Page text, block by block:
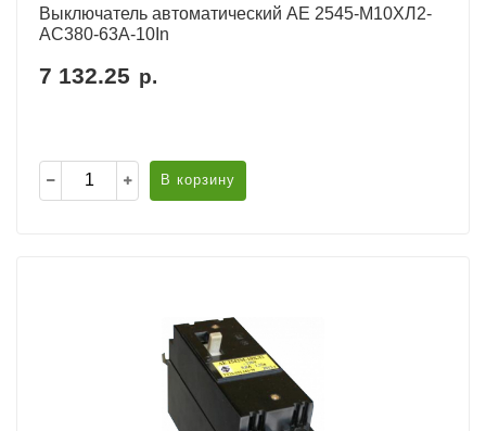
Выключатель автоматический АЕ 2545-М10ХЛ2-
AC380-63А-10In
7 132.25 р.
В корзину